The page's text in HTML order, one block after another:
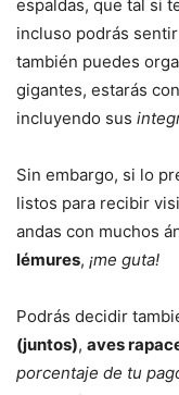
espaldas, que tal si
incluso podrás
también puedes
gigantes, estarás
incluyendo sus
Sin embargo, si lo
listos para recibir
andas con muchos
lémures, ¡me guta!
Podrás decidir
(juntos), aves
porcentaje de tu